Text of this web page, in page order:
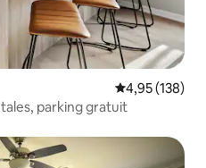
Évaluation
4,95 (138)
parking gratuit